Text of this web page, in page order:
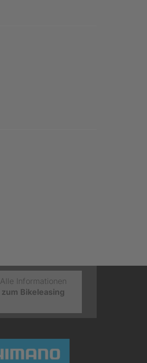
Alle Informationen
zum Bikeleasing